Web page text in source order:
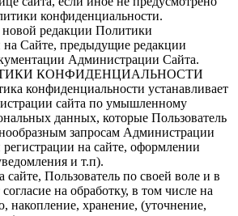
конфиденциальности.
редакции Политики
на Сайте, предыдущие редакции
Администрации Сайта.
КОНФИДЕНЦИАЛЬНОСТИ
конфиденциальности устанавливает
сайта по умышленному
данных, которые Пользователь
запросам Администрации
на сайте, оформлении
и т.п).
сайте, Пользователь по своей воле и в
на обработку, в том числе на
накопление, хранение, (уточнение,